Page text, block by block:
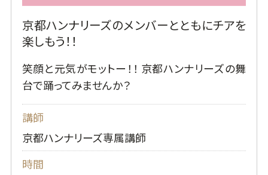
京都ハンナリーズのメンバーとともにチアを
楽しもう！！
笑顔と元気がモットー！！ 京都ハンナリーズの舞
台で踊ってみませんか？
講師
京都ハンナリーズ専属講師
時間